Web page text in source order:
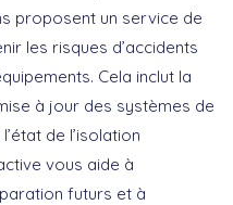
proposent un service de
les risques d’accidents
Cela inclut la
à jour des systèmes de
de l’isolation
vous aide à
futurs et à